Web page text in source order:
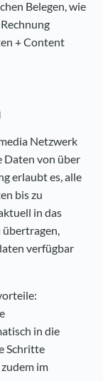
Belegen, wie
+ Content
Netzwerk
Daten von über
erlaubt es, alle
bis zu
in das
übertragen,
verfügbar
in die
Schritte
im